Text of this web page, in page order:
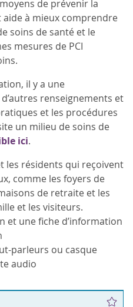
de prévenir la
à mieux comprendre
soins de santé et le
mesures de PCI
il y a une
renseignements et
et les procédures
un milieu de soins de
ici.
les résidents qui reçoivent
comme les foyers de
de retraite et les
et les visiteurs.
et une fiche d’information
parleurs ou casque
audio